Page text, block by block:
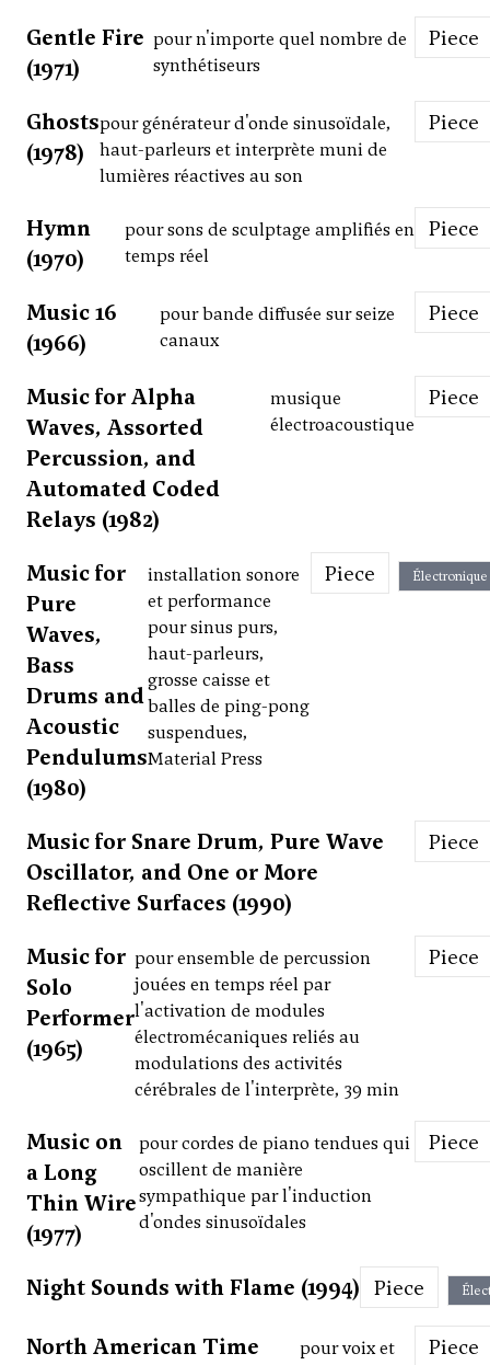
Gentle Fire
(1971)
pour n'importe quel nombre de
synthétiseurs
Piece
Ghosts
(1978)
pour générateur d'onde sinusoïdale,
haut-parleurs et interprète muni de
lumières réactives au son
Piece
Hymn
(1970)
pour sons de sculptage amplifiés en
temps réel
Piece
Music 16
(1966)
pour bande diffusée sur seize
canaux
Piece
Music for Alpha
Waves, Assorted
Percussion, and
Automated Coded
Relays (1982)
musique
électroacoustique
Piece
Music for
Pure
Waves,
Bass
Drums and
Acoustic
Pendulums
(1980)
installation sonore
et performance
pour sinus purs,
haut-parleurs,
grosse caisse et
balles de ping-pong
suspendues,
Material Press
Piece Électronique
Music for Snare Drum, Pure Wave
Oscillator, and One or More
Reflective Surfaces (1990)
Piece
Music for
Solo
Performer
(1965)
pour ensemble de percussion
jouées en temps réel par
l'activation de modules
électromécaniques reliés au
modulations des activités
cérébrales de l'interprète, 39 min
Piece
Music on
a Long
Thin Wire
(1977)
pour cordes de piano tendues qui
oscillent de manière
sympathique par l'induction
d'ondes sinusoïdales
Piece
Night Sounds with Flame (1994) Piece
North American Time
pour voix et
Piece